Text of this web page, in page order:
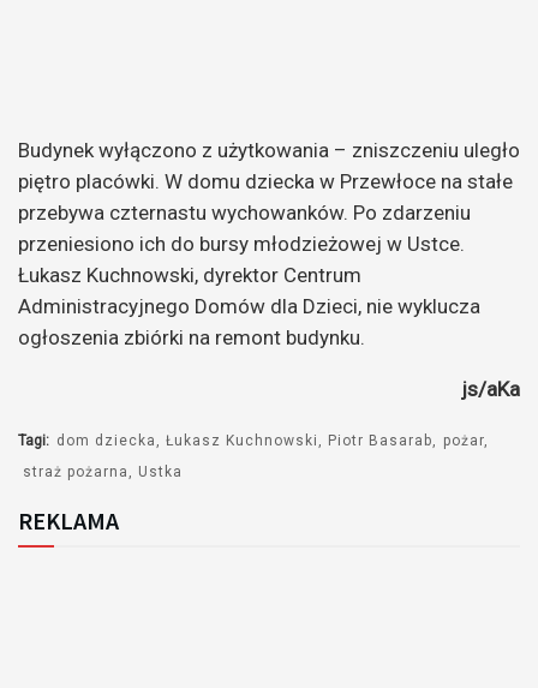
Budynek wyłączono z użytkowania – zniszczeniu uległo
piętro placówki. W domu dziecka w Przewłoce na stałe
przebywa czternastu wychowanków. Po zdarzeniu
przeniesiono ich do bursy młodzieżowej w Ustce.
Łukasz Kuchnowski, dyrektor Centrum
Administracyjnego Domów dla Dzieci, nie wyklucza
ogłoszenia zbiórki na remont budynku.
js/aKa
Tagi: dom dziecka Łukasz Kuchnowski Piotr Basarab
pożar
straż pożarna
Ustka
REKLAMA